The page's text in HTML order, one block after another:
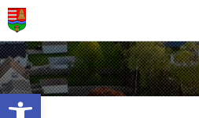
Eszköztár megnyitása
Kihagyás